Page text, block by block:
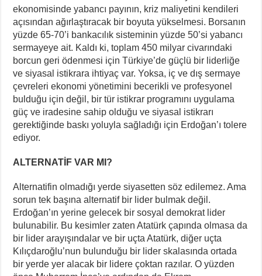
ekonomisinde yabancı payının, kriz maliyetini kendileri
açısından ağırlaştıracak bir boyuta yükselmesi. Borsanın
yüzde 65-70’i bankacılık sisteminin yüzde 50’si yabancı
sermayeye ait. Kaldı ki, toplam 450 milyar civarındaki
borcun geri ödenmesi için Türkiye’de güçlü bir liderliğe
ve siyasal istikrara ihtiyaç var. Yoksa, iç ve dış sermaye
çevreleri ekonomi yönetimini becerikli ve profesyonel
bulduğu için değil, bir tür istikrar programını uygulama
güç ve iradesine sahip olduğu ve siyasal istikrarı
gerektiğinde baskı yoluyla sağladığı için Erdoğan’ı tolere
ediyor.
ALTERNATİF VAR MI?
Alternatifin olmadığı yerde siyasetten söz edilemez. Ama
sorun tek başına alternatif bir lider bulmak değil.
Erdoğan’ın yerine gelecek bir sosyal demokrat lider
bulunabilir. Bu kesimler zaten Atatürk çapında olmasa da
bir lider arayışındalar ve bir uçta Atatürk, diğer uçta
Kılıçdaroğlu’nun bulunduğu bir lider skalasında ortada
bir yerde yer alacak bir lidere çoktan razılar. O yüzden